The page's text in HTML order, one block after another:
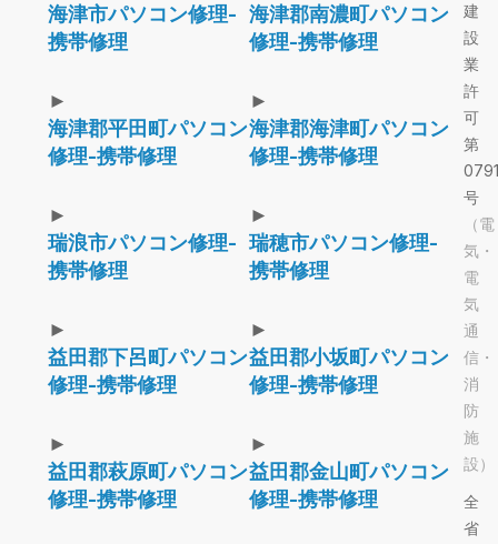
海津市パソコン修理-
携帯修理
海津郡南濃町パソコン
修理-携帯修理
►
海津郡平田町パソコン
修理-携帯修理
►
海津郡海津町パソコン
修理-携帯修理
►
瑞浪市パソコン修理-
携帯修理
►
瑞穂市パソコン修理-
携帯修理
►
益田郡下呂町パソコン
修理-携帯修理
►
益田郡小坂町パソコン
修理-携帯修理
►
益田郡萩原町パソコン
修理-携帯修理
►
益田郡金山町パソコン
修理-携帯修理
建
設
業
許
可
第
号
（電
気・
電
気
通
信・
消
防
施
設）
全
省